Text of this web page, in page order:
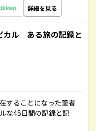
詳細を見る
カル ある旅の記録と
することになった筆者
な45日間の記録と記